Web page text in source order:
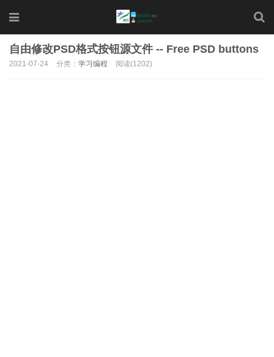
自由修改PSD格式按钮源文件 -- Free PSD buttons
2021-07-24 分类： 学习编程 阅读(1202)